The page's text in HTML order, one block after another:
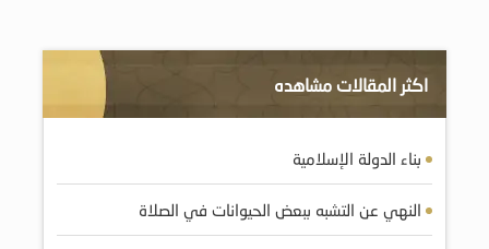
اكثر المقالات مشاهده
بناء الدولة الإسلامية
النهي عن التشبه ببعض الحيوانات في الصلاة